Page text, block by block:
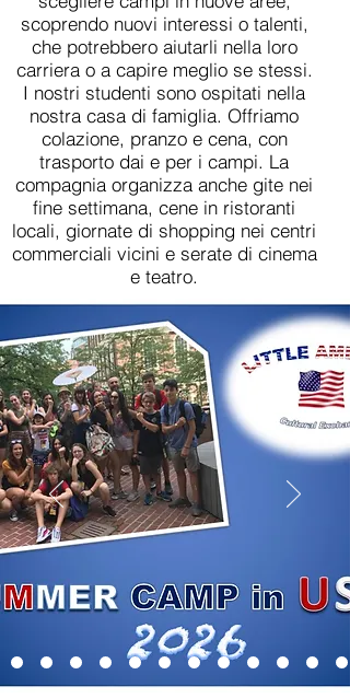
scoprendo nuovi interessi o talenti,
che potrebbero aiutarli nella loro
carriera o a capire meglio se stessi.
I nostri studenti sono ospitati nella
nostra casa di famiglia. Offriamo
colazione, pranzo e cena, con
trasporto dai e per i campi. La
compagnia organizza anche gite nei
fine settimana, cene in ristoranti
locali, giornate di shopping nei centri
commerciali vicini e serate di cinema
e teatro.